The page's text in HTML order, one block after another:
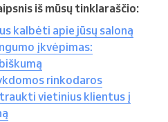
iš mūsų tinklaraščio:
kalbėti apie jūsų saloną
įkvėpimas:
rinkodaros
vietinius klientus į